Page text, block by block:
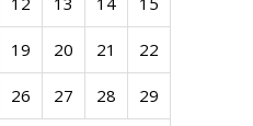
19 20 21 22
26 27 28 29